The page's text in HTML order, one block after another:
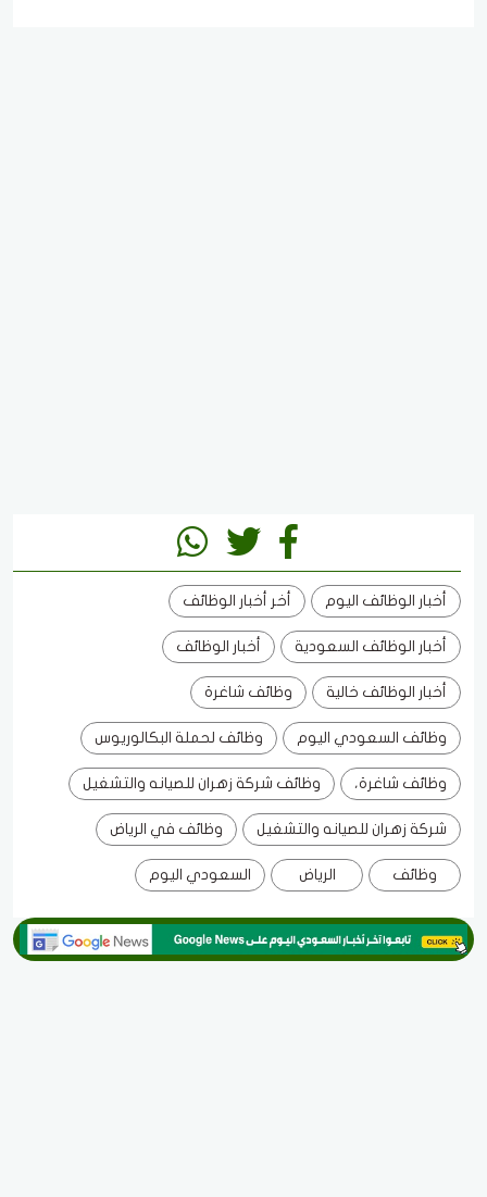
أخبار الوظائف اليوم أخر أخبار الوظائف
أخبار الوظائف السعودية أخبار الوظائف
أخبار الوظائف خالية وظائف شاغرة
وظائف السعودي اليوم وظائف لحملة البكالوريوس
وظائف شاغرة، وظائف شركة زهران للصيانه والتشغيل
شركة زهران للصيانه والتشغيل وظائف في الرياض
وظائف الرياض السعودي اليوم